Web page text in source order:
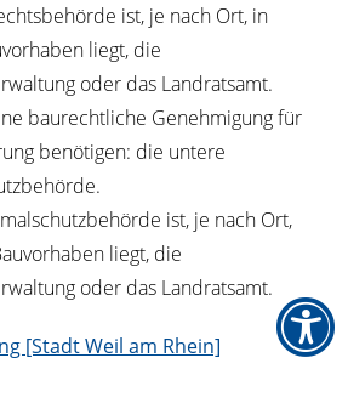
ist, je nach Ort, in
liegt, die
oder das Landratsamt.
baurechtliche Genehmigung für
benötigen: die untere
ist, je nach Ort,
liegt, die
oder das Landratsamt.
[Stadt Weil am Rhein]